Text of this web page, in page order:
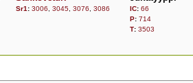
Sr1 : 3006 3045 3076 3086 IC: 66
P: 714
T: 3503